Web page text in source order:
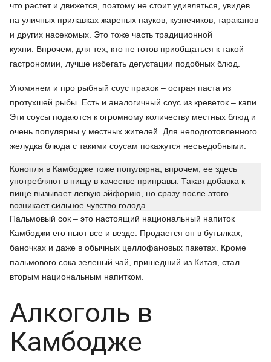
что растет и движется, поэтому не стоит удивляться, увидев
на уличных прилавках жареных пауков, кузнечиков, тараканов
и других насекомых. Это тоже часть традиционной
кухни. Впрочем, для тех, кто не готов приобщаться к такой
гастрономии, лучше избегать дегустации подобных блюд.
Упомянем и про рыбный соус прахок – острая паста из
протухшей рыбы. Есть и аналогичный соус из креветок – капи.
Эти соусы подаются к огромному количеству местных блюд и
очень популярны у местных жителей. Для неподготовленного
желудка блюда с такими соусам покажутся несъедобными.
Конопля в Камбодже тоже популярна, впрочем, ее здесь
употребляют в пищу в качестве приправы. Такая добавка к
пище вызывает легкую эйфорию, но сразу после этого
возникает сильное чувство голода.
Пальмовый сок – это настоящий национальный напиток
Камбоджи его пьют все и везде. Продается он в бутылках,
баночках и даже в обычных целлофановых пакетах. Кроме
пальмового сока зеленый чай, пришедший из Китая, стал
вторым национальным напитком.
Алкоголь в
Камбодже